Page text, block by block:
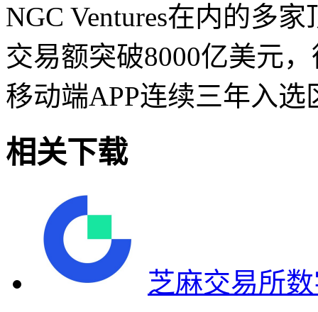
NGC Ventures在内的多
交易额突破8000亿美元
移动端APP连续三年入
相关下载
芝麻交易所